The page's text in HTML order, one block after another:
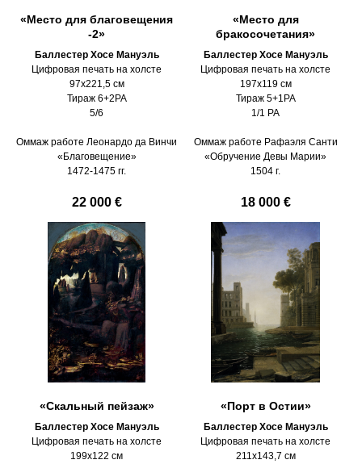
«Место для благовещения
-2»
Баллестер Хосе Мануэль
Цифровая печать на холсте
97х221,5 см
Тираж 6+2PA
5/6
Оммаж работе Леонардо да Винчи
«Благовещение»
1472-1475 гг.
22 000 €
«Место для
бракосочетания»
Баллестер Хосе Мануэль
Цифровая печать на холсте
197х119 см
Тираж 5+1PA
1/1 PA
Оммаж работе Рафаэля Санти
«Обручение Девы Марии»
1504 г.
18 000 €
«Скальный пейзаж»
Баллестер Хосе Мануэль
Цифровая печать на холсте
199х122 см
«Порт в Остии»
Баллестер Хосе Мануэль
Цифровая печать на холсте
211х143,7 см